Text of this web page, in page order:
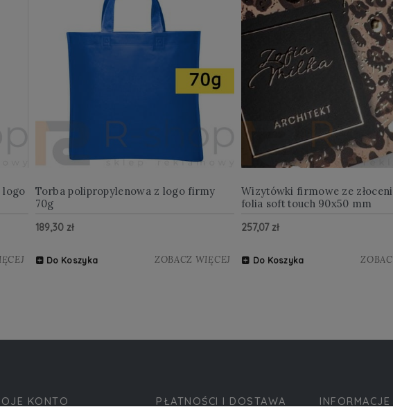
logo
Torba polipropylenowa z logo firmy
70g
189,30 zł
Do Koszyka ZOBACZ WIĘCEJ
Wizytówki firmowe ze
folia soft touch 90x50 mm
257,07 zł
Do Koszyka
KONTO PŁATNOŚCI I DOSTAWA INFORMACJE